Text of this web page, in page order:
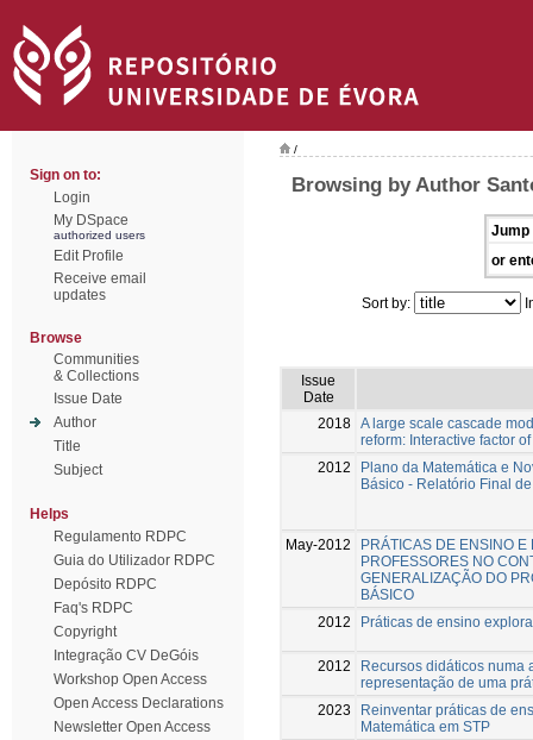
Sign on to:
Login
My DSpace
authorized users
Edit Profile
Receive email
updates
Browse
Communities
& Collections
Issue Date
Author
Title
Subject
Helps
Regulamento RDPC
Guia do Utilizador RDPC
Depósito RDPC
Faq's RDPC
Copyright
Integração CV DeGóis
Workshop Open Access
Open Access Declarations
Newsletter Open Access
/
Browsing by Author
Jump
or
Sort by:
Issue
Date
2018 A large scale cascade
reform: Interactive factor
2012
Plano da Matemática e
Básico - Relatório Final
May-2012
PRÁTICAS DE ENSINO E
PROFESSORES NO
GENERALIZAÇÃO DO
BÁSICO
2012
Práticas de ensino
2012
Recursos didáticos numa
representação de uma
2023
Reinventar práticas de
Matemática em STP